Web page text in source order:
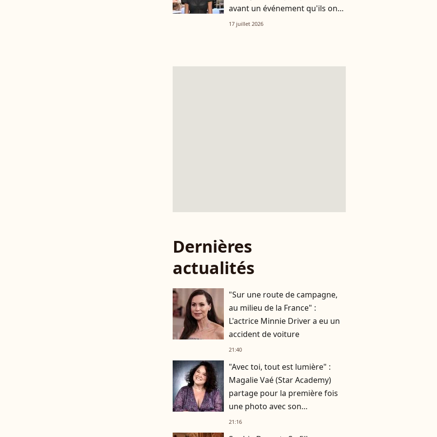
avant un événement qu'ils ont
vécu ensemble
17 juillet 2026
Dernières
actualités
"Sur une route de campagne,
au milieu de la France" :
L'actrice Minnie Driver a eu un
accident de voiture
21:40
"Avec toi, tout est lumière" :
Magalie Vaé (Star Academy)
partage pour la première fois
une photo avec son
compagnon
21:16